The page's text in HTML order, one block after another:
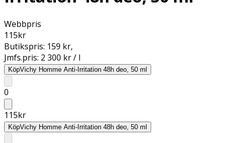
Webbpris
115kr
Butikspris: 159 kr,
Jmfs.pris: 2 300 kr / l
KöpVichy Homme Anti-Irritation 48h deo, 50 ml
0
115kr
KöpVichy Homme Anti-Irritation 48h deo, 50 ml